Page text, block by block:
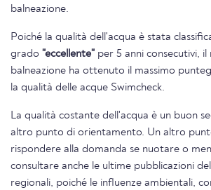
balneazione.
Poiché la qualità dell'acqua è stata
grado "eccellente" per 5 anni consecutivi,
balneazione ha ottenuto il massimo
la qualità delle acque Swimcheck.
La qualità costante dell'acqua è un buon
altro punto di orientamento. Un altro
rispondere alla domanda se nuotare o
consultare anche le ultime pubblicazioni
regionali, poiché le influenze ambientali,